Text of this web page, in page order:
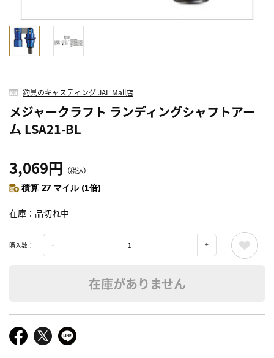
釣具のキャスティング JAL Mall店
メジャークラフト ランディングシャフトアー
ム LSA21-BL
3,069円 （税込）
積算 27 マイル (1倍)
在庫 品切れ中
購入数：
在庫がありません